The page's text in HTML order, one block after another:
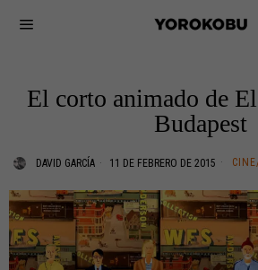
El corto animado de
Budapest
DAVID GARCÍA 11 DE FEBRERO DE 2015